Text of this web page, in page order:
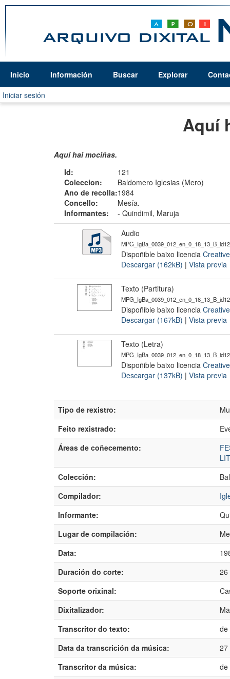
Inicio Información Buscar Explorar
Iniciar sesión
Aquí
Aquí hai mociñas.
Id:
121
Coleccion:
Baldomero Iglesias (Mero)
Ano de recolla:1984
Concello:
Mesía.
Informantes:
- Quindimil, Maruja
Audio
Dispoñible baixo licencia
Descargar (162kB) | Vista previa
Texto (Partitura)
Dispoñible baixo licencia
Descargar (167kB) | Vista previa
Texto (Letra)
Dispoñible baixo licencia
Descargar (137kB) | Vista previa
Tipo de rexistro:
Feito rexistrado:
Áreas de coñecemento:
Colección:
Compilador:
Informante:
Lugar de compilación:
Data:
Duración do corte:
26
Soporte orixinal:
Dixitalizador:
Transcritor do texto:
de
Data da transcrición da música:
27
Transcritor da música:
de